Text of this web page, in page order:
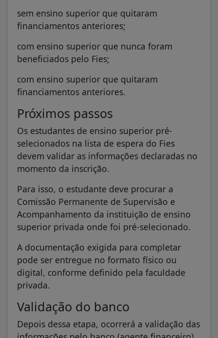
sem ensino superior que quitaram
financiamentos anteriores;
com ensino superior que nunca foram
beneficiados pelo Fies;
com ensino superior que quitaram
financiamentos anteriores.
Próximos passos
Os estudantes de ensino superior pré-
selecionados na lista de espera do Fies
devem validar as informações declaradas no
momento da inscrição.​​
​​Para isso, o estudante deve procurar a
Comissão Permanente de Supervisão e
Acompanhamento da instituição de ensino
superior privada onde foi pré-selecionado.
A documentação exigida para completar
pode ser entregue no formato físico ou
digital, conforme definido pela faculdade
privada.
Validação do banco
Depois dessa etapa, ocorrerá a validação das